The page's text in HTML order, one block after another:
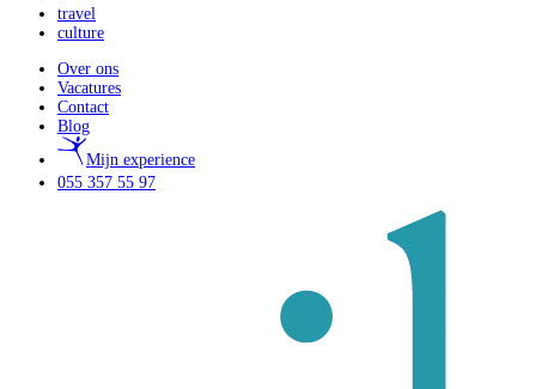
travel
culture
Over ons
Vacatures
Contact
Blog
Mijn experience
055 357 55 97